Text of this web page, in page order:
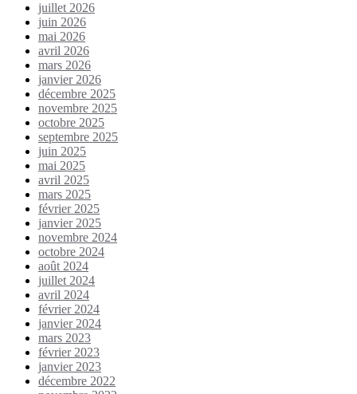
juillet 2026
juin 2026
mai 2026
avril 2026
mars 2026
janvier 2026
décembre 2025
novembre 2025
octobre 2025
septembre 2025
juin 2025
mai 2025
avril 2025
mars 2025
février 2025
janvier 2025
novembre 2024
octobre 2024
août 2024
juillet 2024
avril 2024
février 2024
janvier 2024
mars 2023
février 2023
janvier 2023
décembre 2022